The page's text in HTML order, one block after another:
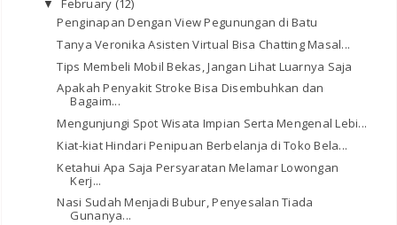
▼February (12)
Penginapan Dengan View Pegunungan di Batu
Tanya Veronika Asisten Virtual Bisa Chatting Masal...
Tips Membeli Mobil Bekas, Jangan Lihat Luarnya Saja
Apakah Penyakit Stroke Bisa Disembuhkan dan
Bagaim...
Mengunjungi Spot Wisata Impian Serta Mengenal Lebi...
Kiat-kiat Hindari Penipuan Berbelanja di Toko Bela...
Ketahui Apa Saja Persyaratan Melamar Lowongan
Kerj...
Nasi Sudah Menjadi Bubur, Penyesalan Tiada
Gunanya...